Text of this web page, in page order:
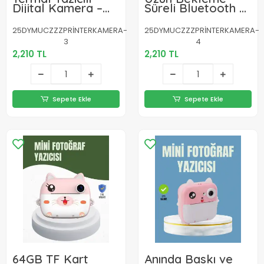
Dijital Kamera –
USB Şarjlı, HD
Video Destekli
25DYMUCZZZPRİNTERKAMERA-
3
2,210 TL
Sepete Ekle
Süreli Bluetooth 5.1
Kulaklık – Bas
Dengeli, Kararlı
Bağlantı
25DYMUCZZZPRİNTERKAMERA-
4
2,210 TL
Sepete Ekle
64GB TF Kart Anında Baskı ve